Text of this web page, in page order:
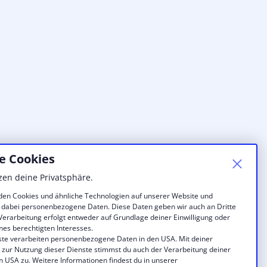
Cookies
deine Privatsphäre.
Cookies und ähnliche Technologien auf unserer Website und
personenbezogene Daten. Diese Daten geben wir auch an Dritte
erfolgt entweder auf Grundlage deiner Einwilligung oder
berechtigten Interesses.
verarbeiten personenbezogene Daten in den USA. Mit deiner
zur Nutzung dieser Dienste stimmst du auch der Verarbeitung deiner
USA zu. Weitere Informationen findest du in unserer